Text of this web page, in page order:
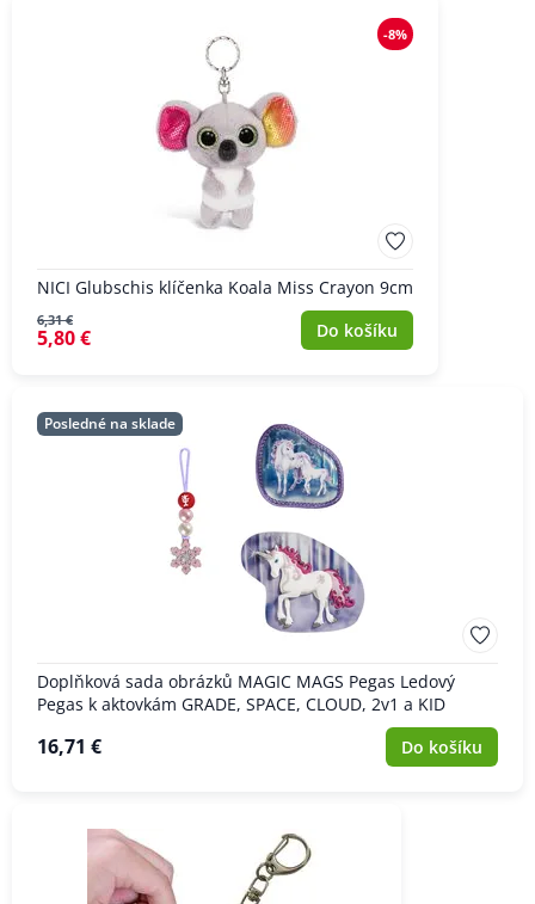
-8%
NICI Glubschis klíčenka Koala Miss Crayon 9cm
6,31 €
5,80 € Do košíku
Posledné na sklade
Doplňková sada obrázků MAGIC MAGS Pegas Ledový
Pegas k aktovkám GRADE, SPACE, CLOUD, 2v1 a KID
16,71 € Do košíku